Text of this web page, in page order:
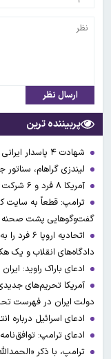
ارسال نظر
پربیننده ترین
شهادت ۴ پاسدار ایرانی در حمله دیشب آمریکت و عربستان به عراق
لیندزی گراهام،
آمریکا ۸ فرد و ۶ شرکت در ارتباط با دولت ایران را تحریم کرد
ترامپ: قطعاً به سایت
گفت‌وگوهایی پشت صحنه
اتحادیه
دادگاه‌های انقلاب و یک
ادعای باراک راوید:
دولت ایران در فهرست
ادعای اسرائیل درباره
ادعای ترامپ:
ترامپ، با ذکر